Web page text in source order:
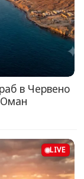
в Червено
LIVE